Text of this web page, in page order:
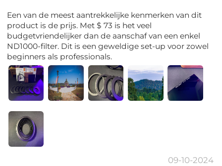
Een van de meest aantrekkelijke kenmerken van dit
product is de prijs. Met $ 73 is het veel
budgetvriendelijker dan de aanschaf van een enkel
ND1000-filter. Dit is een geweldige set-up voor zowel
beginners als professionals.
09-10-2024